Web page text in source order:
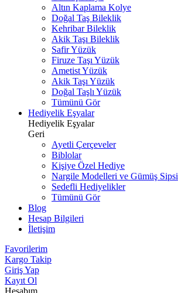
Altın Kaplama Kolye
Doğal Taş Bileklik
Kehribar Bileklik
Akik Taşı Bileklik
Safir Yüzük
Firuze Taşı Yüzük
Ametist Yüzük
Akik Taşı Yüzük
Doğal Taşlı Yüzük
Tümünü Gör
Hediyelik Eşyalar
Hediyelik Eşyalar
Geri
Ayetli Çerçeveler
Biblolar
Kişiye Özel Hediye
Nargile Modelleri ve Gümüş Sipsi
Sedefli Hediyelikler
Tümünü Gör
Blog
Hesap Bilgileri
İletişim
Favorilerim
Kargo Takip
Giriş Yap
Kayıt Ol
Hesabım